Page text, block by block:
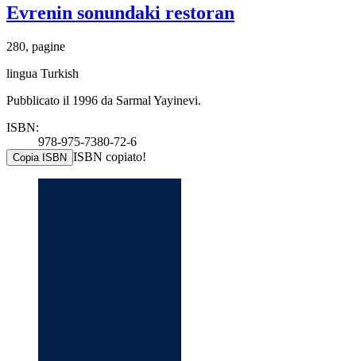
Evrenin sonundaki restoran
280, pagine
lingua Turkish
Pubblicato il 1996 da Sarmal Yayinevi.
ISBN:
978-975-7380-72-6
Copia ISBN ISBN copiato!